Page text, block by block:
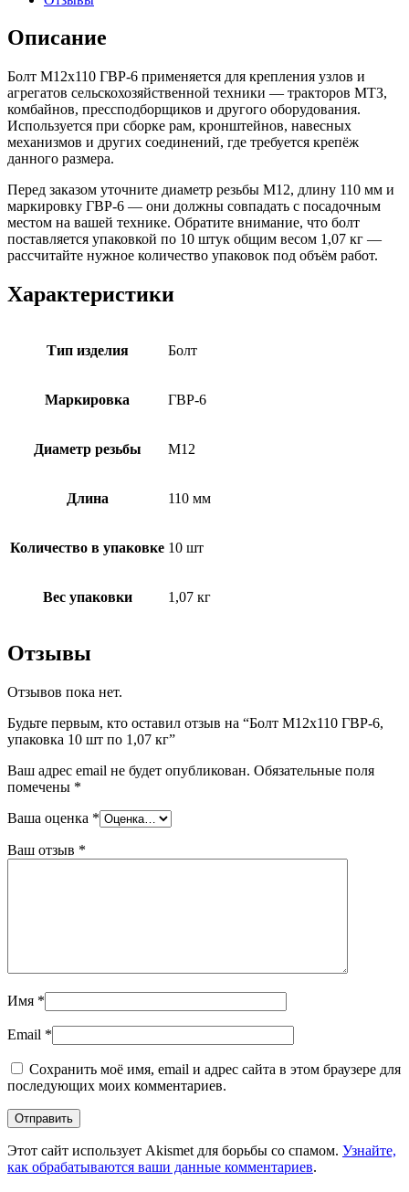
Описание
Болт М12х110 ГВР-6 применяется для крепления узлов и
агрегатов сельскохозяйственной техники — тракторов МТЗ,
комбайнов, прессподборщиков и другого оборудования.
Используется при сборке рам, кронштейнов, навесных
механизмов и других соединений, где требуется крепёж
данного размера.
Перед заказом уточните диаметр резьбы М12, длину 110 мм и
маркировку ГВР-6 — они должны совпадать с посадочным
местом на вашей технике. Обратите внимание, что болт
поставляется упаковкой по 10 штук общим весом 1,07 кг —
рассчитайте нужное количество упаковок под объём работ.
Характеристики
Тип изделия Болт
Маркировка ГВР-6
Диаметр резьбы М12
Длина 110 мм
Количество в упаковке 10 шт
Вес упаковки 1,07 кг
Отзывы
Отзывов пока нет.
Будьте первым, кто оставил отзыв на “Болт М12х110 ГВР-6,
упаковка 10 шт по 1,07 кг”
Ваш адрес email не будет опубликован. Обязательные поля
помечены *
Ваша оценка *
Ваш отзыв *
Имя *
Email *
Сохранить моё имя, email и адрес сайта в этом браузере для
последующих моих комментариев.
Этот сайт использует Akismet для борьбы со спамом. Узнайте,
как обрабатываются ваши данные комментариев.